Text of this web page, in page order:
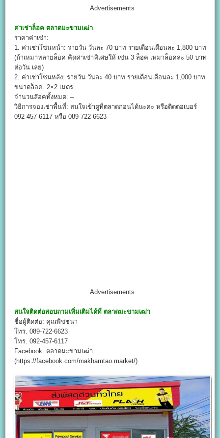
Advertisements
ค่าเช่าล็อค ตลาดมะขามเฒ่า
ราคาค่าเช่า:
1. ค่าเช่าโซนหน้า: รายวัน วันละ 70 บาท รายเดือนเดือนละ 1,800 บาท
(ถ้าเหมาหลายล็อค คิดค่าเช่าพิเศษให้ เช่น 3 ล็อค เหมาล็อคละ 50 บาท
ต่อวัน เลย)
2. ค่าเช่าโซนหลัง: รายวัน วันละ 40 บาท รายเดือนเดือนละ 1,000 บาท
ขนาดล็อค: 2×2 เมตร
จำนวนล๊อคทั้งหมด: –
วิธีการจองเช่าพื้นที่: สนใจเข้าดูที่ตลาดก่อนได้นะค่ะ หรือติดต่อเบอร์
092-457-6117 หรือ 089-722-6623
Advertisements
สนใจติดต่อสอบถามเพิ่มเติมได้ที่ ตลาดมะขามเฒ่า
ชื่อผู้ติดต่อ: คุณพิชชนา
โทร. 089-722-6623
โทร. 092-457-6117
Facebook: ตลาดมะขามเฒ่า
(https://facebook.com/makhamtao.market/)